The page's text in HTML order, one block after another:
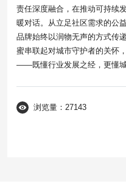
责任深度融合，在推动可持续
暖对话。从立足社区需求的公
品牌始终以润物无声的方式传
蜜串联起对城市守护者的关怀
——既懂行业发展之经，更懂城
浏览量：27143